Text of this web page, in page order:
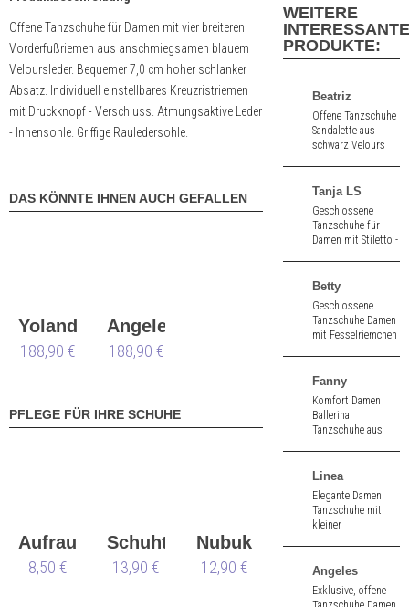
Offene Tanzschuhe für Damen mit vier breiteren
Vorderfußriemen aus anschmiegsamen blauem
Veloursleder. Bequemer 7,0 cm hoher schlanker
Absatz. Individuell einstellbares Kreuzristriemen
mit Druckknopf - Verschluss. Atmungsaktive Leder
- Innensohle. Griffige Rauledersohle.
DAS KÖNNTE IHNEN AUCH GEFALLEN
Yolanda
188,90 €
Angeles
188,90 €
PFLEGE FÜR IHRE SCHUHE
Aufraubürste
8,50 €
Schuhtasche
13,90 €
Nubuk
Box
12,90 €
WEITERE
INTERESSANTE
PRODUKTE:
Beatriz
Offene Tanzschuhe
Sandalette aus
schwarz Velours
Schleife. 8,0 cm
hoher schmaler
Absatz.
Tanja LS
Geschlossene
Tanzschuhe für
Damen mit Stiletto -
6,0 cm hoher
Absatz.
Betty
Geschlossene
Tanzschuhe Damen
mit Fesselriemchen
hoher Absatz.
Fanny
Komfort Damen
Ballerina
Tanzschuhe aus
hoher Absatz.
Linea
Elegante Damen
Tanzschuhe mit
kleiner
hoher Absatz.
Angeles
Exklusive, offene